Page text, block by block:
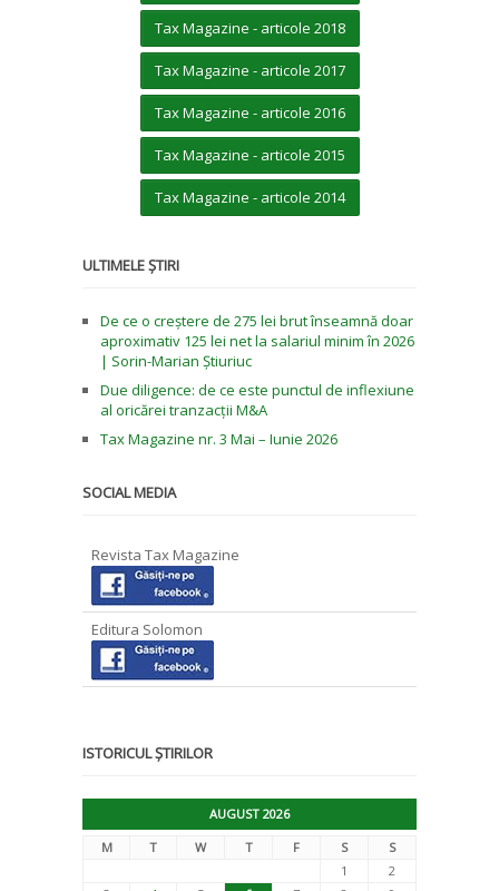
Tax Magazine - articole 2018
Tax Magazine - articole 2017
Tax Magazine - articole 2016
Tax Magazine - articole 2015
Tax Magazine - articole 2014
ULTIMELE ȘTIRI
De ce o creștere de 275 lei brut înseamnă doar
aproximativ 125 lei net la salariul minim în 2026
| Sorin-Marian Știuriuc
Due diligence: de ce este punctul de inflexiune
al oricărei tranzacții M&A
Tax Magazine nr. 3 Mai – Iunie 2026
SOCIAL MEDIA
Revista Tax Magazine
Editura Solomon
ISTORICUL ȘTIRILOR
AUGUST 2026
M
T W T F S
S
1
2